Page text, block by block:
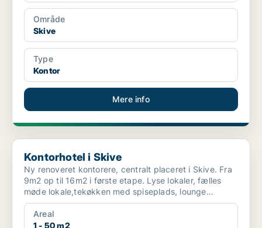
Område
Skive
Type
Kontor
Mere info
Kontorhotel i Skive
Kontorhotel i Skive
Ny renoveret kontorere, centralt placeret i Skive. Fra
9m2 op til 16m2 i første etape. Lyse lokaler, fælles
møde lokale,tekøkken med spiseplads, lounge
områd...
Areal
1 - 50 m2